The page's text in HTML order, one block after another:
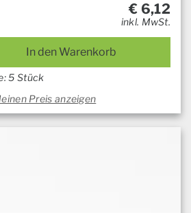
€ 6,12
inkl. MwSt.
In den Warenkorb
5 Stück
Preis anzeigen